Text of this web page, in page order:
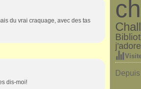
du vrai craquage, avec des tas
dis-moi!
j'adore